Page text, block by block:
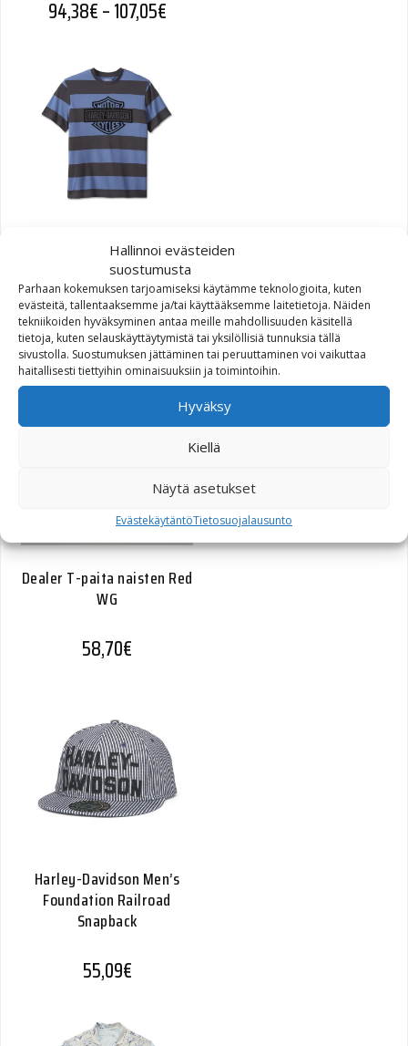
Hallinnoi evästeiden
suostumusta
Parhaan kokemuksen tarjoamiseksi käytämme teknologioita, kuten
evästeitä, tallentaaksemme ja/tai käyttääksemme laitetietoja. Näiden
tekniikoiden hyväksyminen antaa meille mahdollisuuden käsitellä
tietoja, kuten selauskäyttäytymistä tai yksilöllisiä tunnuksia tällä
sivustolla. Suostumuksen jättäminen tai peruuttaminen voi vaikuttaa
haitallisesti tiettyihin ominaisuuksiin ja toimintoihin.
Hyväksy
Kiellä
Näytä asetukset
EvästekäytäntöTietosuojalausunto
94,38€–107,05€Hintaluokka: 94,38€ - 107,05€
Harley-Davidson TEE-KNIT,
BLUE STRIPE
78,69€–91,24€Hintaluokka: 78,69€ - 91,24€
Dealer T-paita naisten Red
WG
58,70€
Harley-Davidson Men’s
Foundation Railroad
Snapback
55,09€